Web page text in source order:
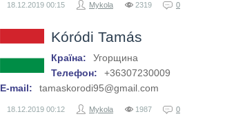
18.12.2019 00:15 Mykola 2319 0
Kóródi Tamás
Країна:
Угорщина
Телефон:
+36307230009
E-mail:
tamaskorodi95@gmail.com
18.12.2019 00:12 Mykola 1987 0